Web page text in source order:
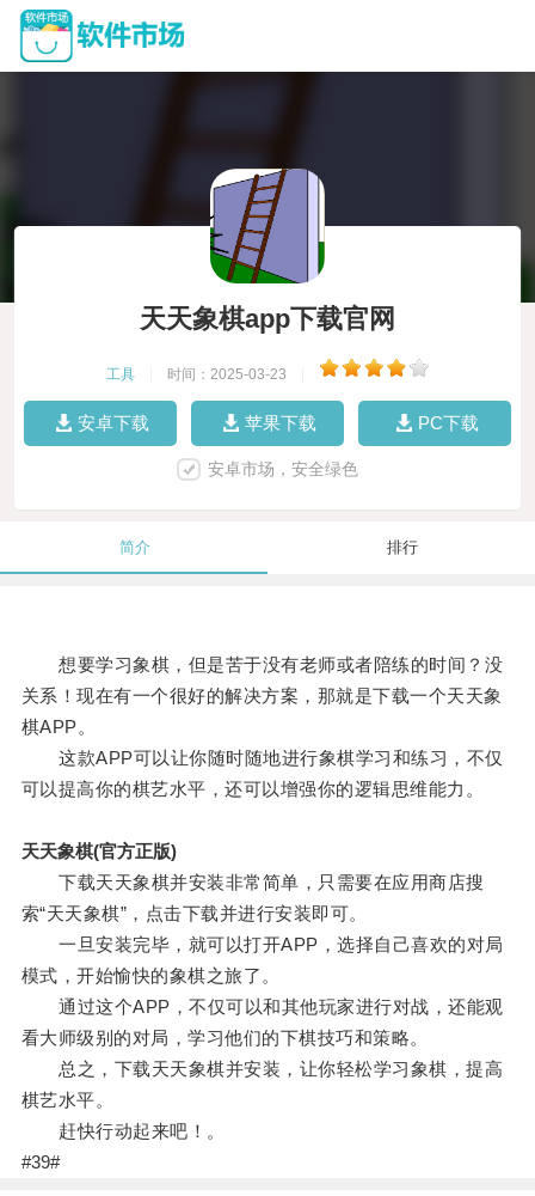
天天象棋app下载官网
工具 时间：2025-03-23
安卓下载 苹果下载 PC下载
安卓市场，安全绿色
简介 排行
想要学习象棋，但是苦于没有老师或者陪练的时间？没
关系！现在有一个很好的解决方案，那就是下载一个天天象
棋APP。
这款APP可以让你随时随地进行象棋学习和练习，不仅
可以提高你的棋艺水平，还可以增强你的逻辑思维能力。
天天象棋(官方正版)
下载天天象棋并安装非常简单，只需要在应用商店搜
索“天天象棋”，点击下载并进行安装即可。
一旦安装完毕，就可以打开APP，选择自己喜欢的对局
模式，开始愉快的象棋之旅了。
通过这个APP，不仅可以和其他玩家进行对战，还能观
看大师级别的对局，学习他们的下棋技巧和策略。
总之，下载天天象棋并安装，让你轻松学习象棋，提高
棋艺水平。
赶快行动起来吧！。
#39#